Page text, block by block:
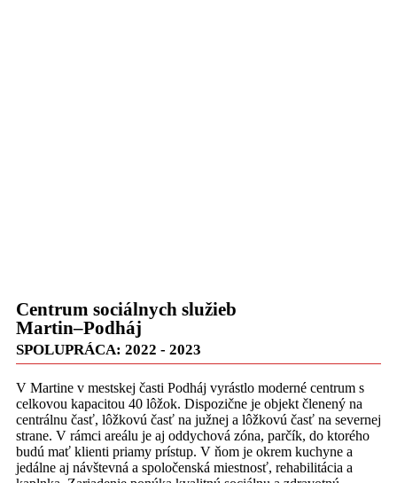
Centrum sociálnych služieb
Martin–Podháj
SPOLUPRÁCA: 2022 - 2023
V Martine v mestskej časti Podháj vyrástlo moderné centrum s
celkovou kapacitou 40 lôžok. Dispozične je objekt členený na
centrálnu časť, lôžkovú časť na južnej a lôžkovú časť na severnej
strane. V rámci areálu je aj oddychová zóna, parčík, do ktorého
budú mať klienti priamy prístup. V ňom je okrem kuchyne a
jedálne aj návštevná a spoločenská miestnosť, rehabilitácia a